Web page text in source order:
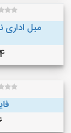
مبل اداری